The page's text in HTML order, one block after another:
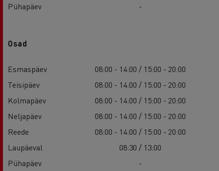
Pühapäev
-
Osad
Esmaspäev
08:00 - 14:00 / 15:00 - 20:00
Teisipäev
08:00 - 14:00 / 15:00 - 20:00
Kolmapäev
08:00 - 14:00 / 15:00 - 20:00
Neljapäev
08:00 - 14:00 / 15:00 - 20:00
Reede
08:00 - 14:00 / 15:00 - 20:00
Laupäeval
08:30 / 13:00
Pühapäev
-